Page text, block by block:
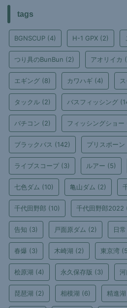
tags
BGNSCUP (4) H-1 GPX (2)
つり具のBunBun (2) アオリイカ
エギング (8) カワハギ (4)
タックル (2) バスフィッシング
バチコン (2) フィッシングショー
ブラックバス (142) プリスポーン
ライブスコープ (3) ルアー (5)
七色ダム (10) 亀山ダム (2)
千代田野郎 (10) 千代田野郎2022
告知 (3) 戸面原ダム (2) 日常
春爆 (3) 木崎湖 (2) 東京湾
桧原湖 (4) 永久保存版 (3)
琵琶湖 (2) 相模湖 (6) 精進湖